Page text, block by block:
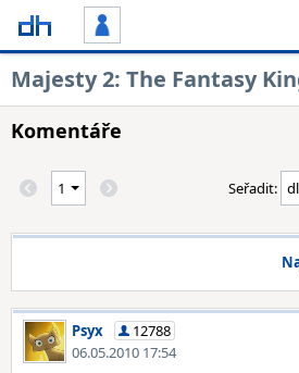
Majesty 2: The Fantasy
Komentáře
Seřadit:
Psyx
12788
06.05.2010 17:54